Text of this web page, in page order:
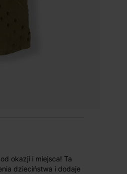
okazji i miejsca! Ta
dzieciństwa i dodaje